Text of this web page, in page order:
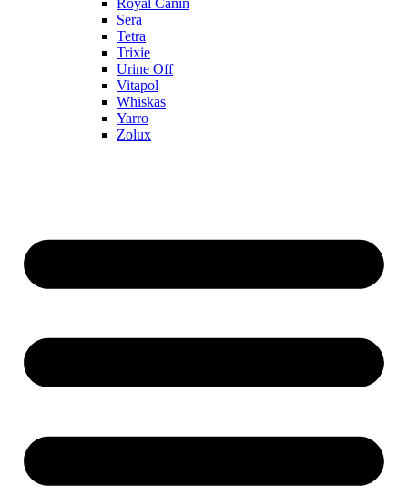
Royal Canin
Sera
Tetra
Trixie
Urine Off
Vitapol
Whiskas
Yarro
Zolux